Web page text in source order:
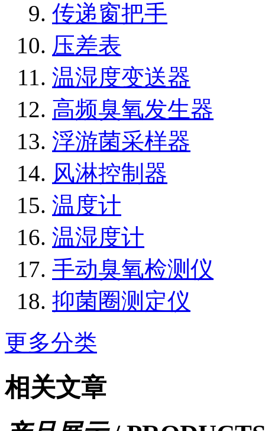
传递窗把手
压差表
温湿度变送器
高频臭氧发生器
浮游菌采样器
风淋控制器
温度计
温湿度计
手动臭氧检测仪
抑菌圈测定仪
更多分类
相关文章